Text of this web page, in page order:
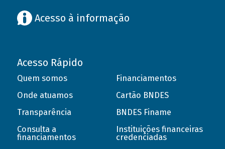
Acesso à informação
Acesso Rápido
Quem somos
Onde atuamos
Transparência
Consulta a
financiamentos
Financiamentos
Cartão BNDES
BNDES Finame
Instituições financeiras
credenciadas